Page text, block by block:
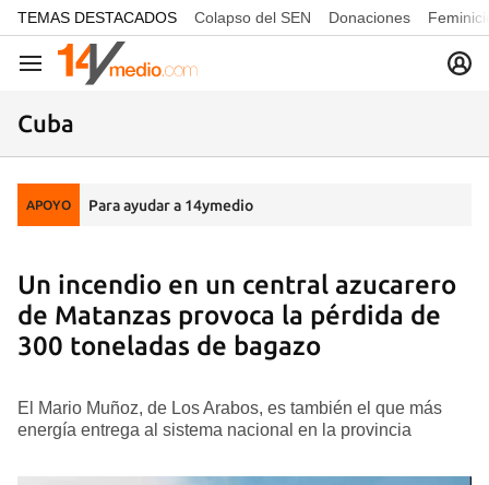
common.go-to-content
TEMAS DESTACADOS Colapso del SEN Donaciones
Navegación
Cuba
APOYO Para ayudar a 14ymedio
Un incendio en un central azucarero
de Matanzas provoca la pérdida de
300 toneladas de bagazo
El Mario Muñoz, de Los Arabos, es también el que más
energía entrega al sistema nacional en la provincia